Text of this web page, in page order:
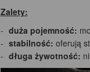
Zalety:
duża pojemność:
stabilność: oferują
długa żywotność: